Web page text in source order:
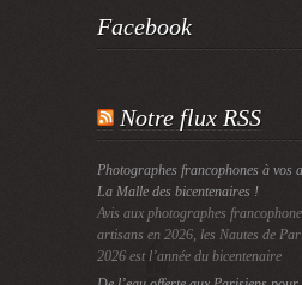
Facebook
Notre flux RSS
Photographes francophones à vos
La Malle des bicentenaires !
Avis aux photographes
artisans en 2026, les Nautes de
2026 est l’année du bicentenaire